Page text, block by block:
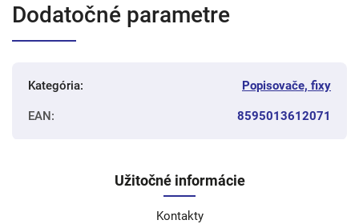
Dodatočné parametre
Kategória: Popisovače, fixy
EAN: 8595013612071
Užitočné informácie
Kontakty